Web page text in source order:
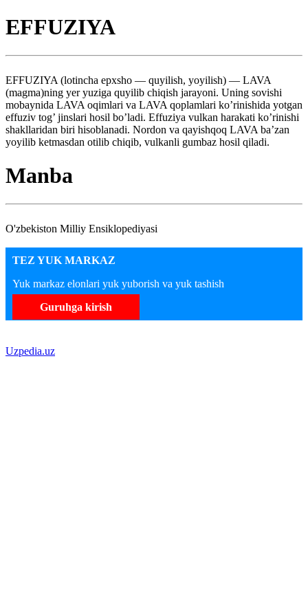
EFFUZIYA
EFFUZIYA (lotincha epxsho — quyilish, yoyilish) — LAVA
(magma)ning yer yuziga quyilib chiqish jarayoni. Uning sovishi
mobaynida LAVA oqimlari va LAVA qoplamlari ko’rinishida yotgan
effuziv tog’ jinslari hosil bo’ladi. Effuziya vulkan harakati ko’rinishi
shakllaridan biri hisoblanadi. Nordon va qayishqoq LAVA ba’zan
yoyilib ketmasdan otilib chiqib, vulkanli gumbaz hosil qiladi.
Manba
O'zbekiston Milliy Ensiklopediyasi
TEZ YUK MARKAZ
Yuk markaz elonlari yuk yuborish va yuk tashish
Guruhga kirish
Uzpedia.uz